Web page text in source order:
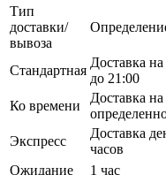
Тип
доставки/
вывоза
Стандартная
Доставка
до 21:00
Ко времени
Доставка
Экспресс
Доставка
часов
Ожидание
1 час